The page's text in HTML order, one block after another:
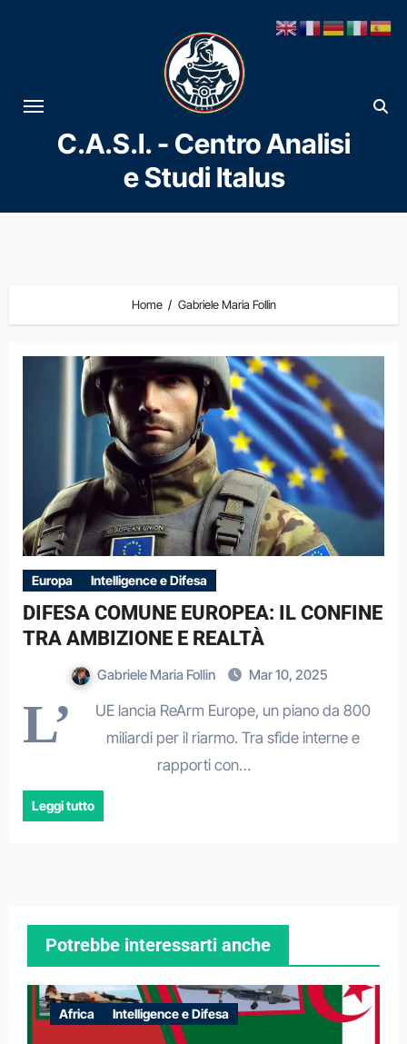
al
contenuto
C.A.S.I. - Centro Analisi
e Studi Italus
Home Gabriele Maria Follin
Europa Intelligence e Difesa
DIFESA COMUNE EUROPEA: IL CONFINE
TRA AMBIZIONE E REALTÀ
Gabriele Maria Follin Mar 10, 2025
L’
UE lancia ReArm Europe, un piano da 800
miliardi per il riarmo. Tra sfide interne e
rapporti con…
Leggi tutto
Potrebbe interessarti anche
Africa Intelligence e Difesa